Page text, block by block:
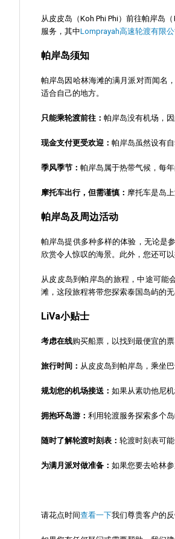
从皮皮岛（Koh Phi Phi）前往帕岸岛
服务，其中Lomprayah高速轮渡有限公
帕岸岛须知
帕岸岛因哈林海滩的满月派对而闻名
适合自己的地方。
只能乘轮渡前往： 帕岸岛没有机场，
现金支付更受欢迎： 帕岸岛虽然设有
季风季节： 帕岸岛属于热带气候，每
摩托车出行，但需谨慎： 摩托车是岛
帕岸岛及周边活动
帕岸岛提供多种多样的体验，无论是
欣赏令人惊叹的海景。此外，您还可
从皮皮岛到帕岸岛的旅程，中途可能
滩，这段旅程将带您探索泰国岛屿的无
LiVa小贴士
考虑在线购买船票，以找到最便宜的票
旅行时间： 从皮皮岛到帕岸岛，乘坐
规划您的机场接送： 如果从素叻他尼
拥抱环岛游： 利用轮渡服务探索多个
随时了解轮渡时刻表： 轮渡时刻表可
为满月派对做准备： 如果您要去哈林
请花点时间查看一下我们尊贵客户的